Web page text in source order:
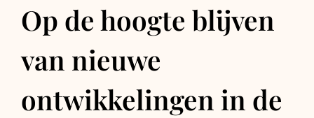
Op de hoogte blijven
van nieuwe
ontwikkelingen in de